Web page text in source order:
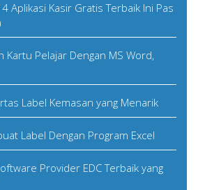
Aplikasi Kasir Gratis Terbaik Ini Pas
Kartu Pelajar Dengan MS Word,
Label Kemasan yang Menarik
Label Dengan Program Excel
Provider EDC Terbaik yang